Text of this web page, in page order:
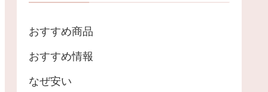
おすすめ商品
おすすめ情報
なぜ安い